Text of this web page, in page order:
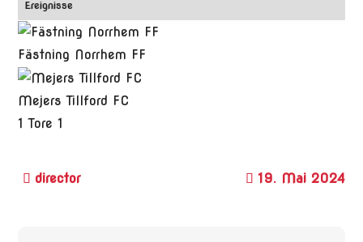
Ereignisse
Fästning Norrhem FF
Mejers Tillford FC
1 Tore 1
19. Mai 2024